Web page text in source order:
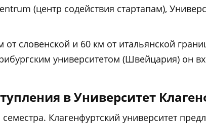
(центр содействия стартапам),
от словенской и 60 км от итальянской
университетом (Швейцария) он
в Университет
Клагенфуртский университет